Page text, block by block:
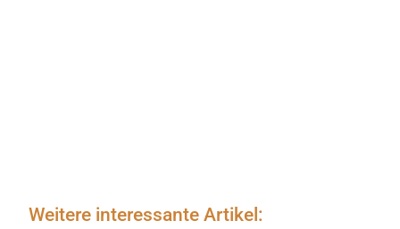
Weitere interessante Artikel: